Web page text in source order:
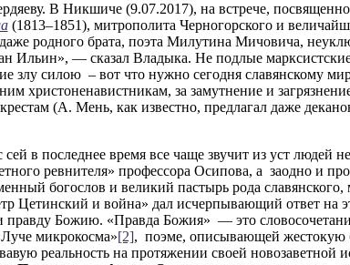
В Никшиче (9.07.2017), на встрече,
(1813–1851), митрополита Черногорского и
родного брата, поэта Милутина Мичовича,
Ильин», — сказал Владыка. Не подлые
злу силою – вот что нужно сегодня славянскому
христоненавистникам, за замутнение и
(А. Мень, как известно, предлагал даже
в последнее время все чаще звучит из уст людей
ревнителя» профессора Осипова, а заодно и
богослов и великий пастырь рода славянского,
и война» дал исчерпывающий ответ на
правду Божию. «Правда Божия» — это
микрокосма»[2], поэме, описывающей жестокую
реальность на протяжении своей новозаветной